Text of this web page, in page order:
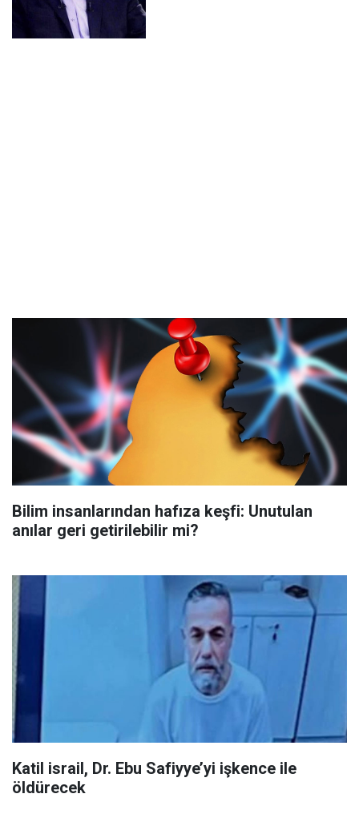
Bilim insanlarından hafıza keşfi: Unutulan
anılar geri getirilebilir mi?
Katil israil, Dr. Ebu Safiyye’yi işkence ile
öldürecek